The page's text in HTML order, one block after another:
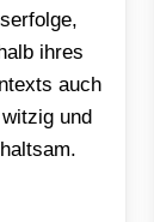
ihres
auch
und